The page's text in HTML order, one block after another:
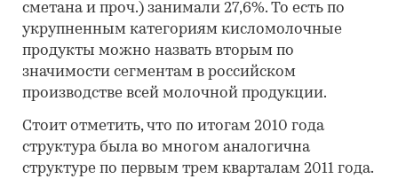
сметана и проч.) занимали 27,6%. То есть по
укрупненным категориям кисломолочные
продукты можно назвать вторым по
значимости сегментам в российском
производстве всей молочной продукции.
Стоит отметить, что по итогам 2010 года
структура была во многом аналогична
структуре по первым трем кварталам 2011 года.